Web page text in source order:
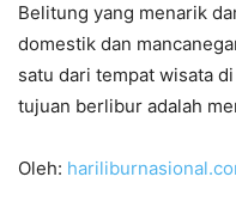
Belitung yang menarik
domestik dan
satu dari tempat wisata
tujuan berlibur adalah
Oleh: